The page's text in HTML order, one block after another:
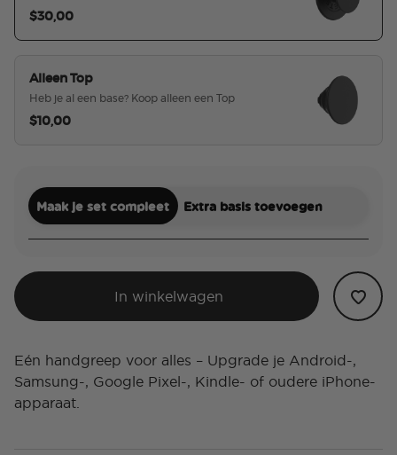
$30,00
Alleen Top
Heb je al een base? Koop alleen een Top
$10,00
Maak je set compleet Extra basis toevoegen
In winkelwagen
Eén handgreep voor alles – Upgrade je Android-,
Samsung-, Google Pixel-, Kindle- of oudere iPhone-
apparaat.